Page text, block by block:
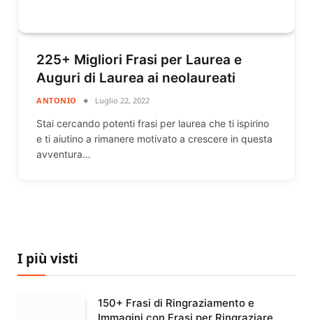
225+ Migliori Frasi per Laurea e
Auguri di Laurea ai neolaureati
ANTONIO Luglio 22, 2022
Stai cercando potenti frasi per laurea che ti ispirino
e ti aiutino a rimanere motivato a crescere in questa
avventura…
I più visti
150+ Frasi di Ringraziamento e